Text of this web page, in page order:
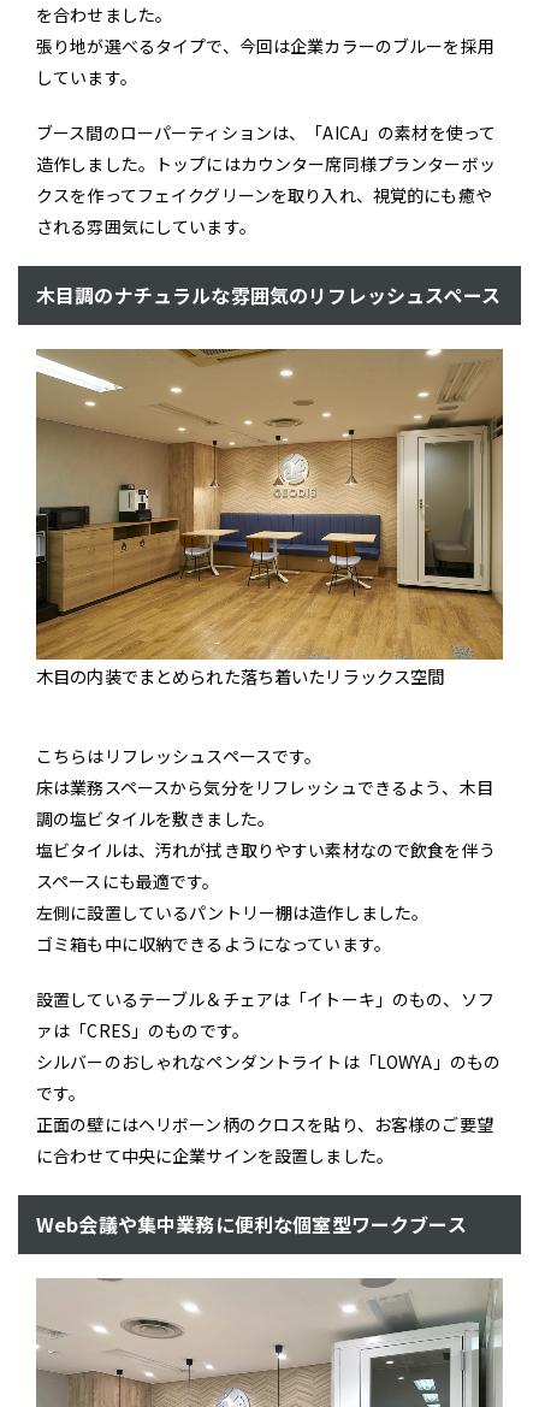
を合わせました。
張り地が選べるタイプで、今回は企業カラーのブルーを採用
しています。
ブース間のローパーティションは、「AICA」の素材を使って
造作しました。トップにはカウンター席同様プランターボッ
クスを作ってフェイクグリーンを取り入れ、視覚的にも癒や
される雰囲気にしています。
木目調のナチュラルな雰囲気のリフレッシュスペース
木目の内装でまとめられた落ち着いたリラックス空間
こちらはリフレッシュスペースです。
床は業務スペースから気分をリフレッシュできるよう、木目
調の塩ビタイルを敷きました。
塩ビタイルは、汚れが拭き取りやすい素材なので飲食を伴う
スペースにも最適です。
左側に設置しているパントリー棚は造作しました。
ゴミ箱も中に収納できるようになっています。
設置しているテーブル＆チェアは「イトーキ」のもの、ソフ
ァは「CRES」のものです。
シルバーのおしゃれなペンダントライトは「LOWYA」のもの
です。
正面の壁にはヘリボーン柄のクロスを貼り、お客様のご要望
に合わせて中央に企業サインを設置しました。
Web会議や集中業務に便利な個室型ワークブース